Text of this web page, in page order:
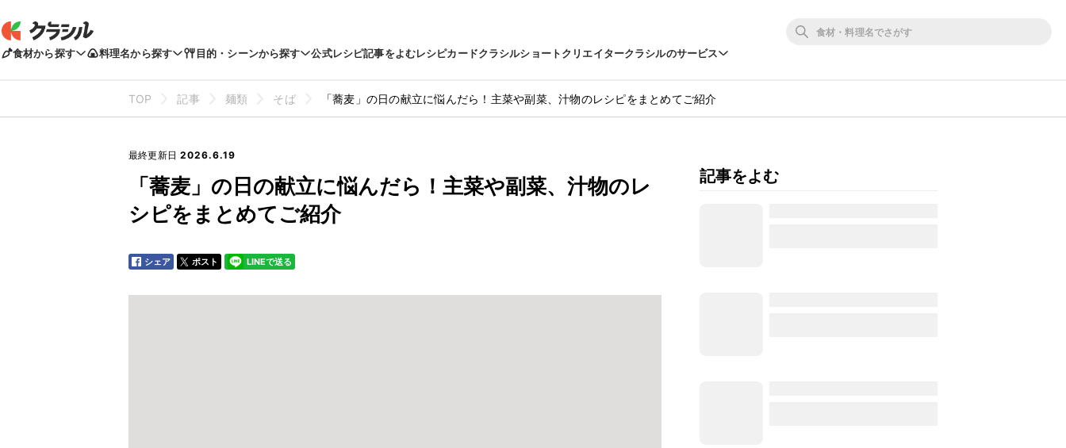
食材から探す 料理名から探す 目的・シーンから探す 公式レシピ記事をよむレシピカードクラシルショートクリエイタークラシルのサービス
TOP 記事 麺類 そば 「蕎麦」の日の献立に悩んだら！主菜や副菜、汁物のレシピをまとめてご紹介
最終更新日 2026.6.19
「蕎麦」の日の献立に悩んだら！主菜や副菜、汁物のレ
シピをまとめてご紹介
シェア ポスト LINEで送る
記事をよむ